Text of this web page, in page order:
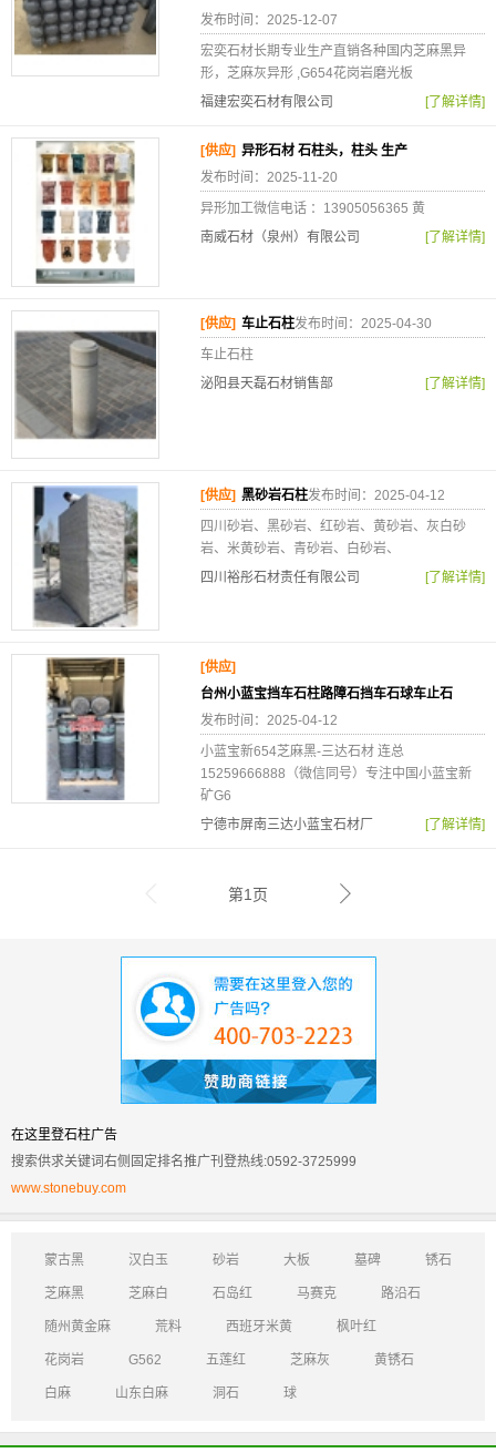
发布时间：2025-12-07
宏奕石材长期专业生产直销各种国内芝麻黑异
形，芝麻灰异形 ,G654花岗岩磨光板
福建宏奕石材有限公司
[了解详情]
[供应] 异形石材 石柱头，柱头 生产
发布时间：2025-11-20
异形加工微信电话 ：13905056365 黄
南威石材（泉州）有限公司
[了解详情]
[供应] 车止石柱发布时间：2025-04-30
车止石柱
泌阳县天磊石材销售部
[了解详情]
[供应] 黑砂岩石柱发布时间：2025-04-12
四川砂岩、黑砂岩、红砂岩、黄砂岩、灰白砂
岩、米黄砂岩、青砂岩、白砂岩、
四川裕彤石材责任有限公司
[了解详情]
[供应]
台州小蓝宝挡车石柱路障石挡车石球车止石
发布时间：2025-04-12
小蓝宝新654芝麻黑-三达石材 连总
15259666888（微信同号）专注中国小蓝宝新
矿G6
宁德市屏南三达小蓝宝石材厂
[了解详情]
第1页
在这里登石柱广告
搜索供求关键词右侧固定排名推广刊登热线:0592-3725999
www.stonebuy.com
蒙古黑 汉白玉 砂岩 大板 墓碑 锈石
芝麻黑 芝麻白 石岛红 马赛克 路沿石
随州黄金麻 荒料 西班牙米黄 枫叶红
花岗岩 G562 五莲红 芝麻灰 黄锈石
白麻 山东白麻 洞石 球